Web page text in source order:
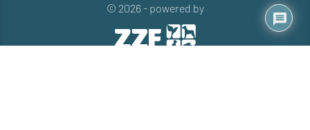
© 2026 - powered by